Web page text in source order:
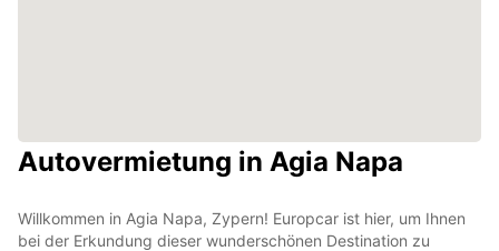
Autovermietung in Agia Napa
Willkommen in Agia Napa, Zypern! Europcar ist hier, um Ihnen
bei der Erkundung dieser wunderschönen Destination zu